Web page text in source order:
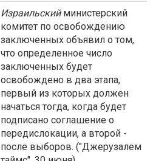
Израильскийминистерский
комитет по освобождению
заключенных объявил о том,
что определенное число
заключенных будет
освобождено в два этапа,
первый из которых должен
начаться тогда, когда будет
подписано соглашение о
передислокации, а второй -
после выборов. ("Джерузалем